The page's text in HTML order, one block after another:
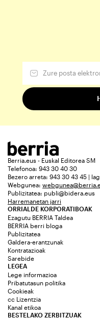
Berria.eus - Euskal Editorea SM
Telefonoa: 943 30 40 30
Bezero arreta: 943 30 43 45 |
Webgunea:
Publizitatea: publi@bidera.eus
Harremanetan jarri
ORRIALDE KORPORATIBOAK
Ezagutu BERRIA Taldea
BERRIA berri bloga
Publizitatea
Galdera-erantzunak
Kontratazioak
Sarebide
LEGEA
Lege informazioa
Pribatutasun politika
Cookieak
cc Lizentzia
Kanal etikoa
BESTELAKO ZERBITZUAK